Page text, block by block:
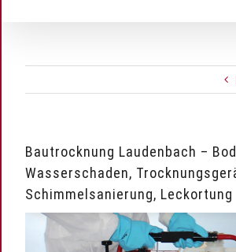
Bautrocknung Laudenbach –
Wasserschaden,
Schimmelsanierung, Leckortung